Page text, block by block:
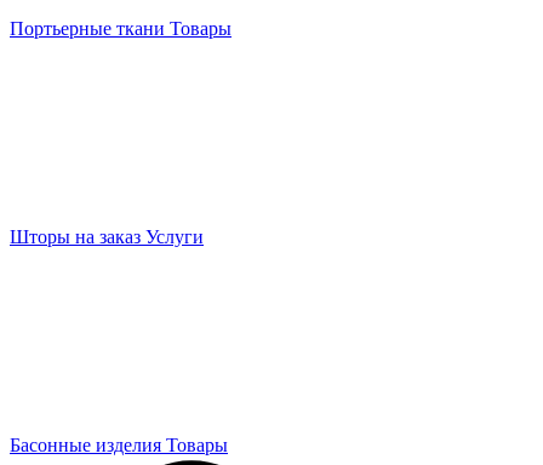
Портьерные ткани Товары
Шторы на заказ Услуги
Басонные изделия Товары